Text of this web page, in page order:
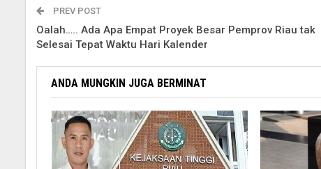
PREV POST
Oalah….. Ada Apa Empat Proyek Besar Pemprov Riau tak
Selesai Tepat Waktu Hari Kalender
ANDA MUNGKIN JUGA BERMINAT